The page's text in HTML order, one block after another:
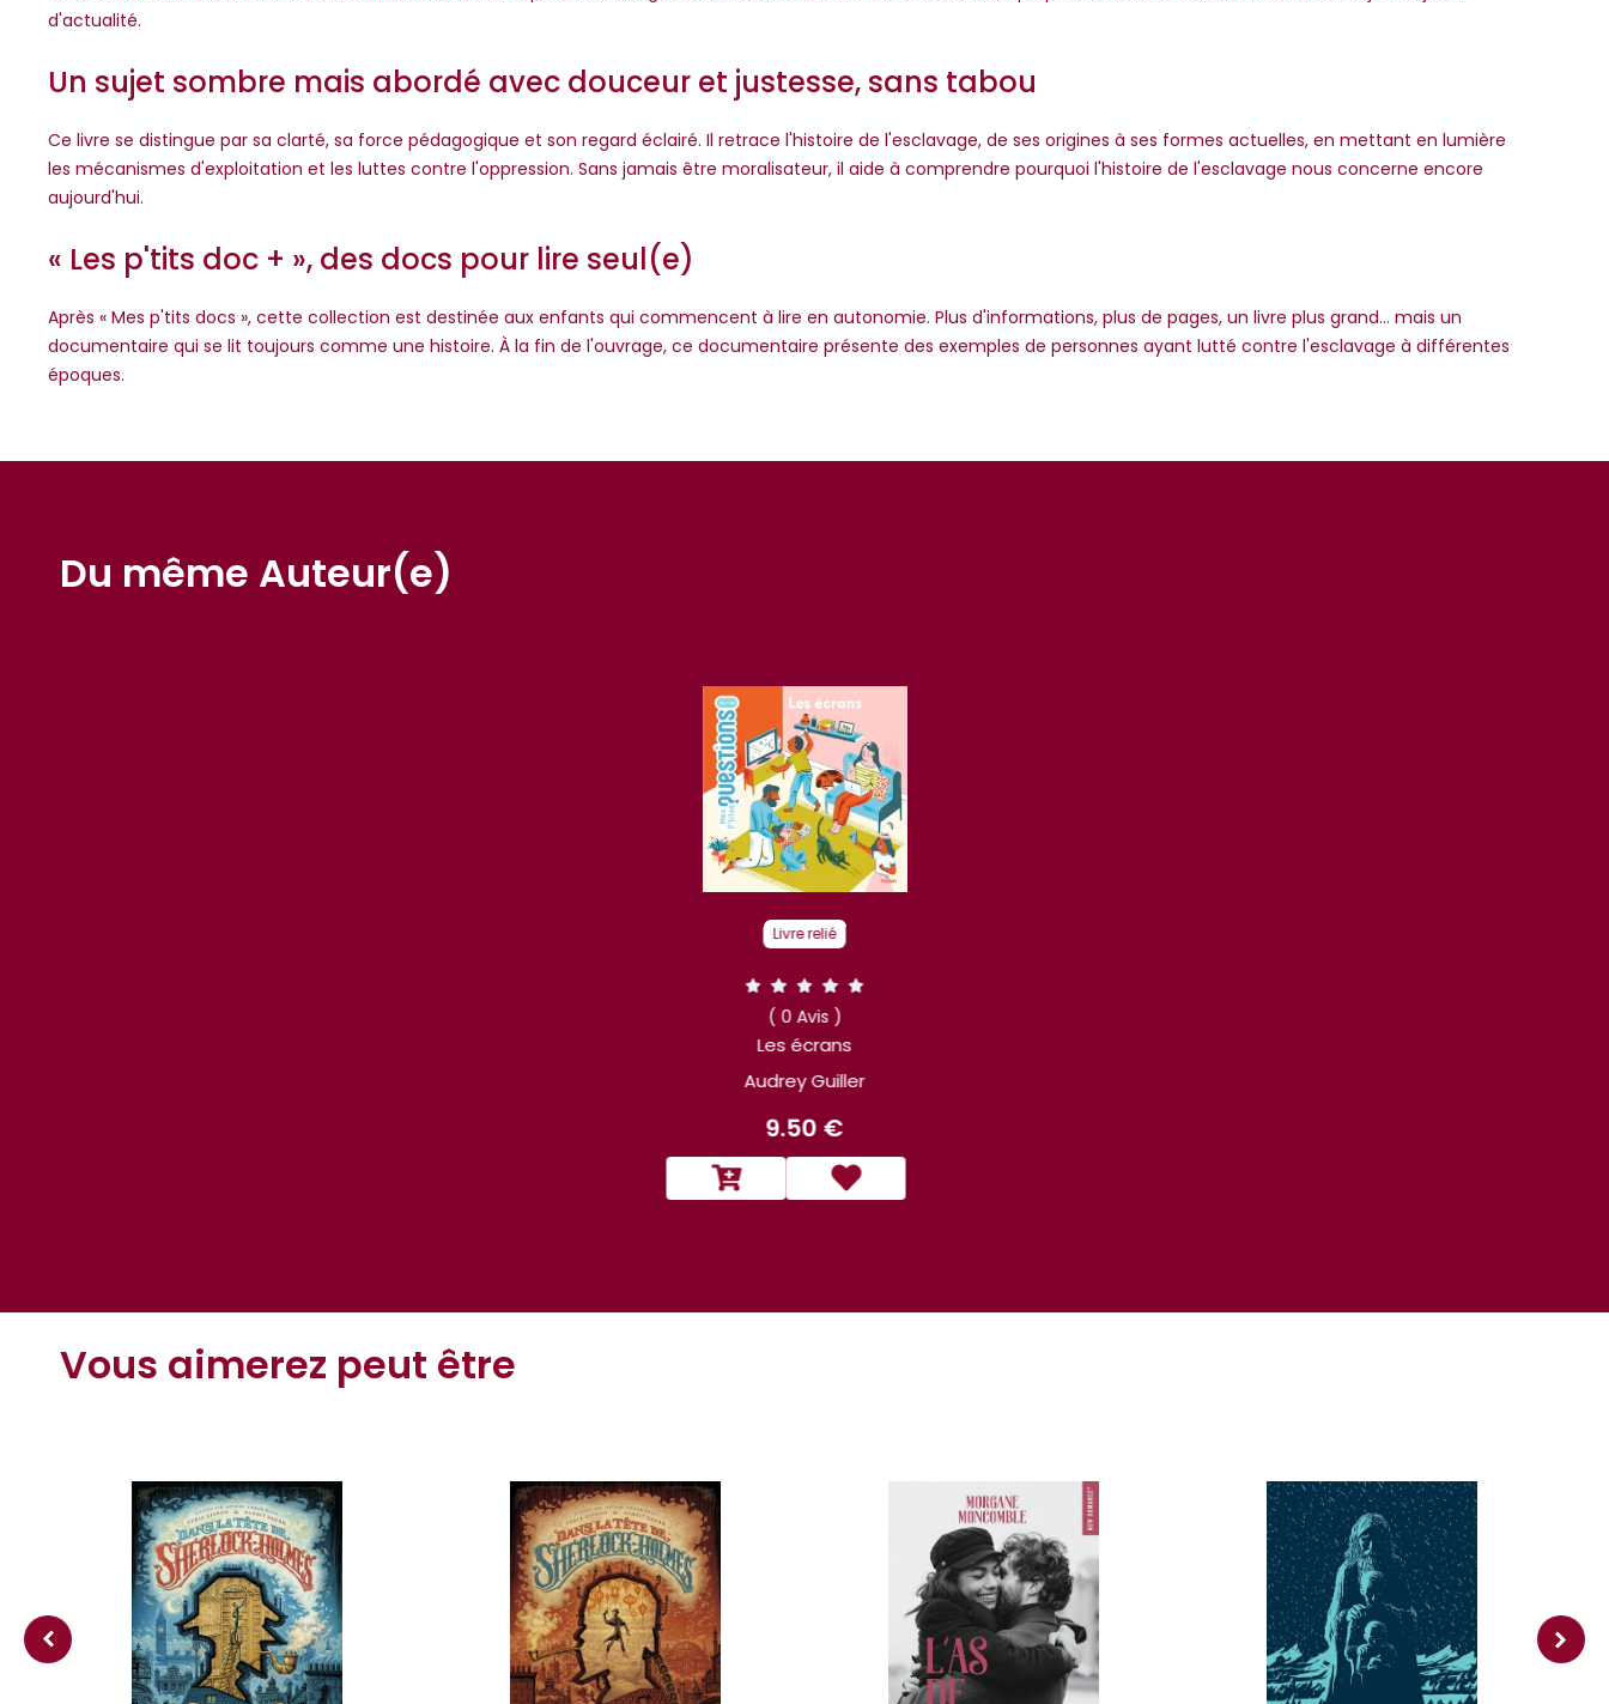
d'actualité.
Un sujet sombre mais abordé avec douceur et justesse, sans tabou
Ce livre se distingue par sa clarté, sa force pédagogique et son regard éclairé. Il retrace l'histoire de l'esclavage, de ses origines à ses formes actuelles, en mettant en lumière
les mécanismes d'exploitation et les luttes contre l'oppression. Sans jamais être moralisateur, il aide à comprendre pourquoi l'histoire de l'esclavage nous concerne encore
aujourd'hui.
« Les p'tits doc + », des docs pour lire seul(e)
Après « Mes p'tits docs », cette collection est destinée aux enfants qui commencent à lire en autonomie. Plus d'informations, plus de pages, un livre plus grand... mais un
documentaire qui se lit toujours comme une histoire. À la fin de l'ouvrage, ce documentaire présente des exemples de personnes ayant lutté contre l'esclavage à différentes
époques.
Du même Auteur(e)
Livre relié
( 0 Avis )
Les écrans
Audrey Guiller
9.50 €
Vous aimerez peut être